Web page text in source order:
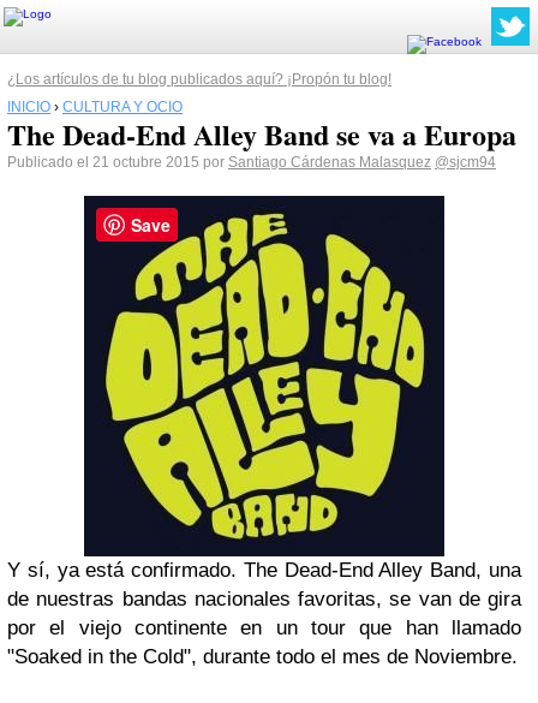
¿Los artículos de tu blog publicados aquí? ¡Propón tu blog!
INICIO › CULTURA Y OCIO
The Dead-End Alley Band se va a Europa
Publicado el 21 octubre 2015 por Santiago Cárdenas Malasquez @sjcm94
Y sí, ya está confirmado. The Dead-End Alley Band, una
de nuestras bandas nacionales favoritas, se van de gira
por el viejo continente en un tour que han llamado
"Soaked in the Cold", durante todo el mes de Noviembre.
Save